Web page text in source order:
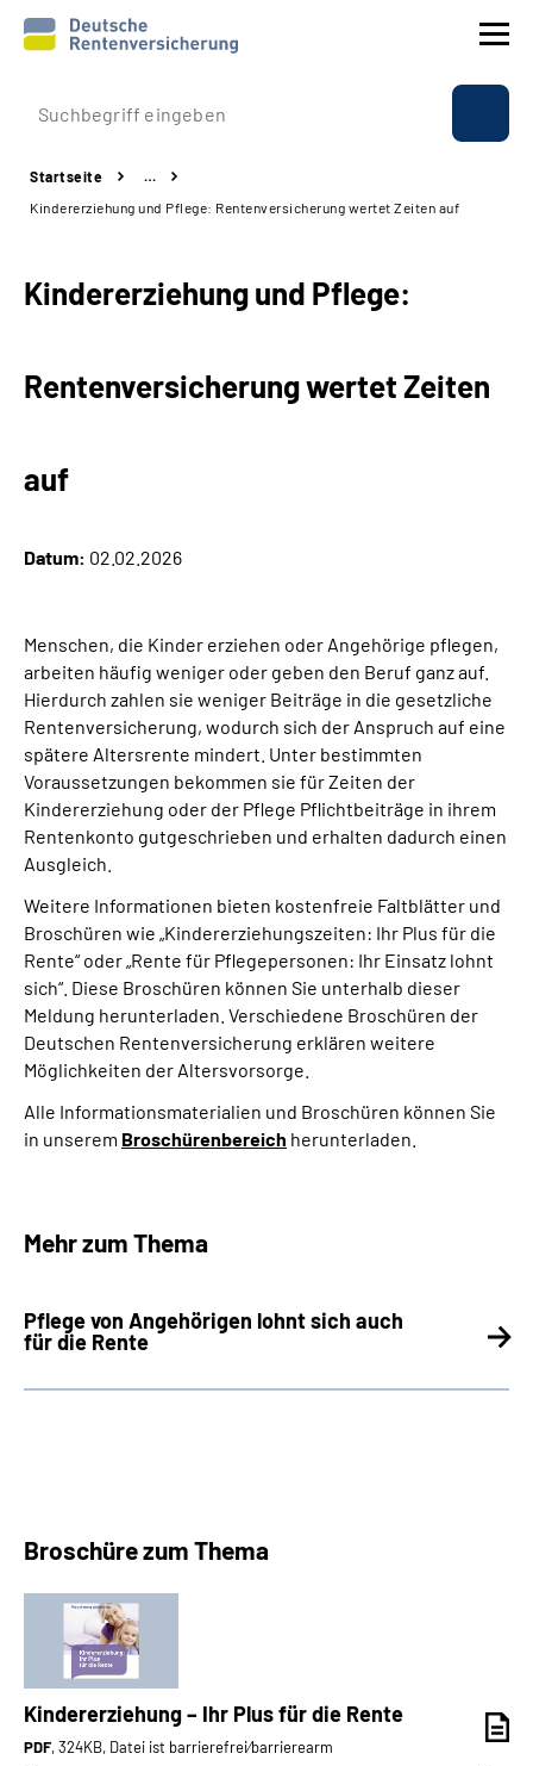
Prävention
Reha
Experten
Language
Inhalte in Gebärdensprache (DGS)
Leichte Sprache
Startseite
…
Kindererziehung und Pflege: Rentenversicherung wertet Zeiten auf
Kindererziehung und Pflege:
Rentenversicherung wertet Zeiten
auf
Datum: 02.02.2026
Menschen, die Kinder erziehen oder Angehörige pflegen,
arbeiten häufig weniger oder geben den Beruf ganz auf.
Hierdurch zahlen sie weniger Beiträge in die gesetzliche
Rentenversicherung, wodurch sich der Anspruch auf eine
spätere Altersrente mindert. Unter bestimmten
Voraussetzungen bekommen sie für Zeiten der
Kindererziehung oder der Pflege Pflichtbeiträge in ihrem
Rentenkonto gutgeschrieben und erhalten dadurch einen
Ausgleich.
Weitere Informationen bieten kostenfreie Faltblätter und
Broschüren wie „Kindererziehungszeiten: Ihr Plus für die
Rente“ oder „Rente für Pflegepersonen: Ihr Einsatz lohnt
sich“. Diese Broschüren können Sie unterhalb dieser
Meldung herunterladen. Verschiedene Broschüren der
Deutschen Rentenversicherung erklären weitere
Möglichkeiten der Altersvorsorge.
Alle Informationsmaterialien und Broschüren können Sie
in unserem Broschürenbereich herunterladen.
Mehr zum Thema
Pflege von Angehörigen lohnt sich auch
für die Rente
Broschüre zum Thema
Kindererziehung – Ihr Plus für die Rente
PDF, 324KB, Datei ist barrierefrei⁄barrierearm